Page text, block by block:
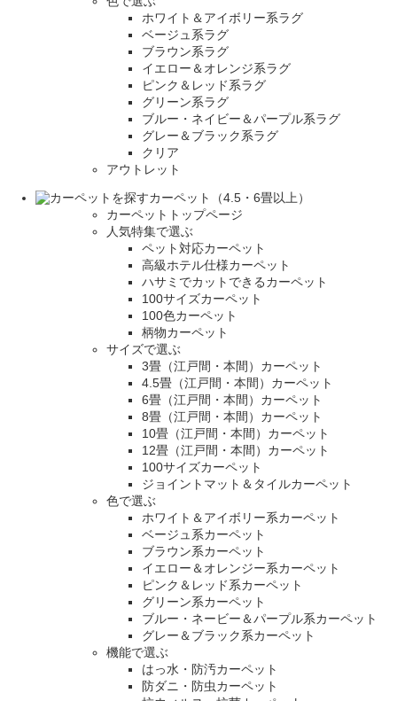
ホワイト＆アイボリー系ラグ
ベージュ系ラグ
ブラウン系ラグ
イエロー＆オレンジ系ラグ
ピンク＆レッド系ラグ
グリーン系ラグ
ブルー・ネイビー＆パープル系ラグ
グレー＆ブラック系ラグ
クリア
アウトレット
カーペット（4.5・6畳以上）
カーペットトップページ
人気特集で選ぶ
ペット対応カーペット
高級ホテル仕様カーペット
ハサミでカットできるカーペット
100サイズカーペット
100色カーペット
柄物カーペット
サイズで選ぶ
3畳（江戸間・本間）カーペット
4.5畳（江戸間・本間）カーペット
6畳（江戸間・本間）カーペット
8畳（江戸間・本間）カーペット
10畳（江戸間・本間）カーペット
12畳（江戸間・本間）カーペット
100サイズカーペット
ジョイントマット＆タイルカーペット
色で選ぶ
ホワイト＆アイボリー系カーペット
ベージュ系カーペット
ブラウン系カーペット
イエロー＆オレンジー系カーペット
ピンク＆レッド系カーペット
グリーン系カーペット
ブルー・ネービー＆パープル系カーペット
グレー＆ブラック系カーペット
機能で選ぶ
はっ水・防汚カーペット
防ダニ・防虫カーペット